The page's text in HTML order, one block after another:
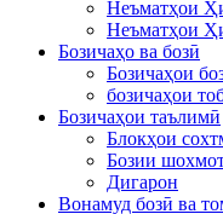
Неъматҳои
Неъматҳои
Бозичаҳо ва бозӣ
Бозичаҳои
бозичаҳои
Бозичаҳои таълимӣ
Блокҳои
Бозии
Дигарон
Вонамуд бозӣ ва